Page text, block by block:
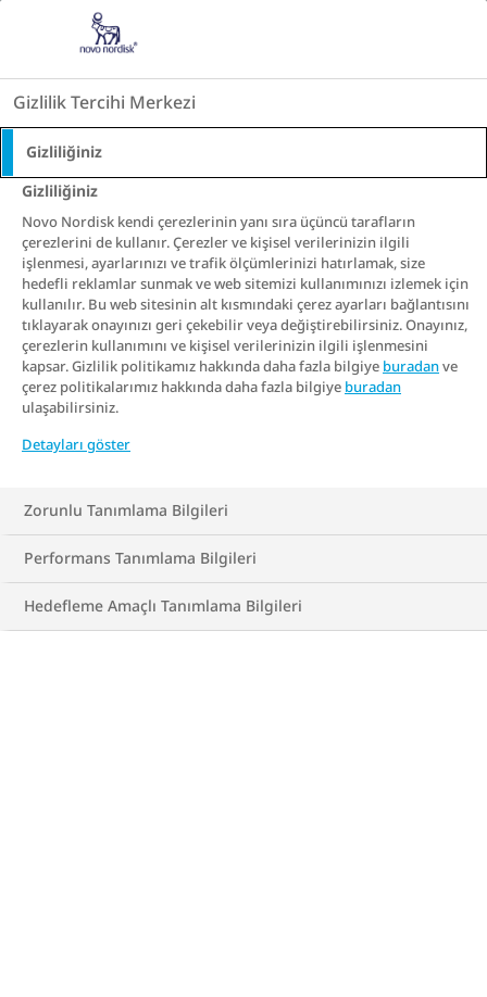
Go to the page content
Gizlilik Tercihi Merkezi
Gizliliğiniz
Gizliliğiniz
Novo Nordisk kendi çerezlerinin yanı sıra üçüncü tarafların
çerezlerini de kullanır. Çerezler ve kişisel verilerinizin ilgili
işlenmesi, ayarlarınızı ve trafik ölçümlerinizi hatırlamak, size
hedefli reklamlar sunmak ve web sitemizi kullanımınızı izlemek için
kullanılır. Bu web sitesinin alt kısmındaki çerez ayarları bağlantısını
tıklayarak onayınızı geri çekebilir veya değiştirebilirsiniz. Onayınız,
çerezlerin kullanımını ve kişisel verilerinizin ilgili işlenmesini
kapsar. Gizlilik politikamız hakkında daha fazla bilgiye buradanve
çerez politikalarımız hakkında daha fazla bilgiye buradan
ulaşabilirsiniz.
Detayları göster
Zorunlu Tanımlama Bilgileri
Performans Tanımlama Bilgileri
Hedefleme Amaçlı Tanımlama Bilgileri